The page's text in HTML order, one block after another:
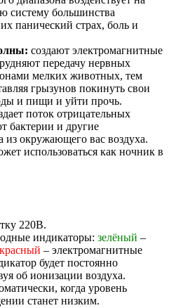
систему большинства
панический страх, боль и
создают электромагнитные
передачу нервных
мелких животных, тем
грызунов покинуть свои
и пищи и уйти прочь.
поток отрицательных
бактерии и другие
из окружающего вас воздуха.
использоваться как ночник в
220В.
индикаторы: зелёный –
красный – электромагнитные
будет постоянно
об ионизации воздуха.
когда уровень
станет низким.